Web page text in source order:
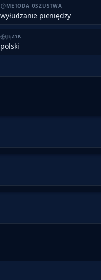
METODA OSZUSTWA
wyłudzanie pieniędzy
JĘZYK
polski